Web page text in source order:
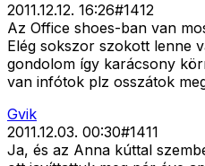
2011.12.12. 16:26#1412
Az Office shoes-ban van
Elég sokszor szokott lenne
gondolom így karácsony
van infótok plz osszátok
Gvik
2011.12.03. 00:30#1411
Ja, és az Anna kúttal